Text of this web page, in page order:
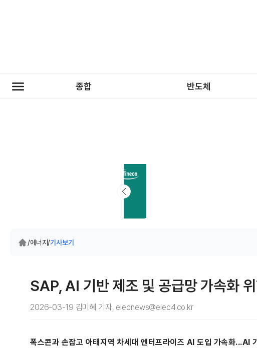
종합 반도체
/에너지 /기사보기
SAP, AI 기반 제조 및 공급망 가속화
2026-03-19 김미혜 기자, elecnews@elec4.co.kr
폭스콘과 손잡고 아태지역 차세대 엔터프라이즈 AI 도입 가속화...AI